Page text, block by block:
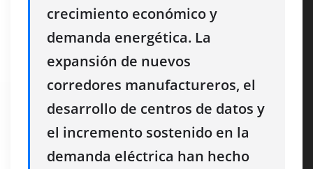
crecimiento económico y
demanda energética. La
expansión de nuevos
corredores manufactureros, el
desarrollo de centros de datos y
el incremento sostenido en la
demanda eléctrica han hecho